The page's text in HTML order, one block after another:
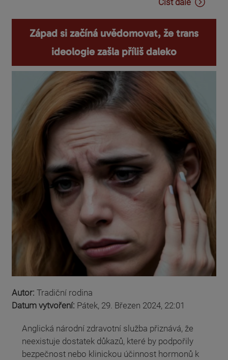
Západ si začíná uvědomovat, že trans
ideologie zašla příliš daleko
Autor: Tradiční rodina
Datum vytvoření: Pátek, 29. Březen 2024, 22:01
Anglická národní zdravotní služba přiznává, že
neexistuje dostatek důkazů, které by podpořily
bezpečnost nebo klinickou účinnost hormonů k